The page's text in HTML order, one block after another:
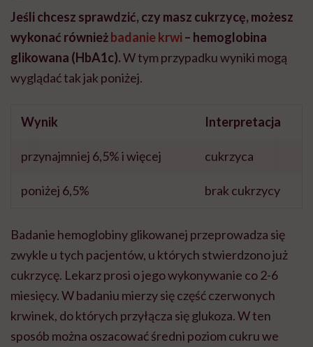
Jeśli chcesz sprawdzić, czy masz cukrzycę, możesz
wykonać równieżbadanie krwi – hemoglobina
glikowana (HbA1c).W tym przypadku wyniki mogą
wyglądać tak jak poniżej.
Wynik Interpretacja
przynajmniej 6,5% i więcej cukrzyca
poniżej 6,5% brak cukrzycy
Badanie hemoglobiny glikowanej przeprowadza się
zwykle u tych pacjentów, u których stwierdzono już
cukrzycę. Lekarz prosi o jego wykonywanie co 2-6
miesięcy. W badaniu mierzy się część czerwonych
krwinek, do których przyłącza się glukoza. W ten
sposób można oszacować średni poziom cukru we